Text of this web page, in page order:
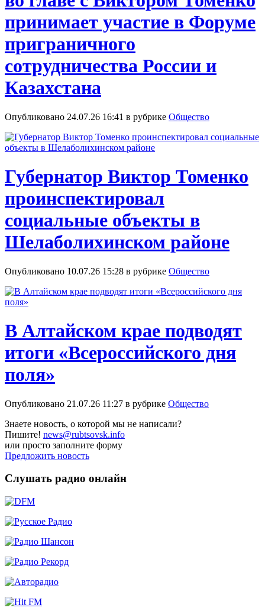
принимает участие в Форуме
приграничного
сотрудничества России и
Казахстана
Опубликовано 24.07.26 16:41 в рубрике Общество
Губернатор Виктор Томенко
проинспектировал
социальные объекты в
Шелаболихинском районе
Опубликовано 10.07.26 15:28 в рубрике Общество
В Алтайском крае подводят
итоги «Всероссийского дня
поля»
Опубликовано 21.07.26 11:27 в рубрике Общество
Знаете новость, о которой мы не написали?
Пишите! news@rubtsovsk.info
или просто заполните форму
Предложить новость
Слушать радио онлайн